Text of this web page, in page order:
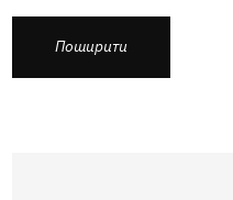
Поширити